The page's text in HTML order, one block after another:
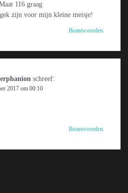
116 graag
zijn voor mijn kleine meisje!
Beantwoorden
schreef:
2017 om 00:10
Beantwoorden